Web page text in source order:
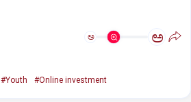
ಅ ಅ
#Youth #Online investment